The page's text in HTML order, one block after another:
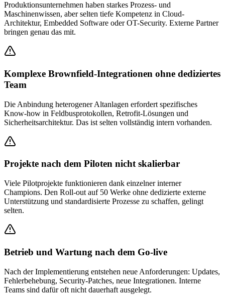
Produktionsunternehmen haben starkes Prozess- und
Maschinenwissen, aber selten tiefe Kompetenz in Cloud-
Architektur, Embedded Software oder OT-Security. Externe Partner
bringen genau das mit.
Komplexe Brownfield-Integrationen ohne dediziertes
Team
Die Anbindung heterogener Altanlagen erfordert spezifisches
Know-how in Feldbusprotokollen, Retrofit-Lösungen und
Sicherheitsarchitektur. Das ist selten vollständig intern vorhanden.
Projekte nach dem Piloten nicht skalierbar
Viele Pilotprojekte funktionieren dank einzelner interner
Champions. Den Roll-out auf 50 Werke ohne dedizierte externe
Unterstützung und standardisierte Prozesse zu schaffen, gelingt
selten.
Betrieb und Wartung nach dem Go-live
Nach der Implementierung entstehen neue Anforderungen: Updates,
Fehlerbehebung, Security-Patches, neue Integrationen. Interne
Teams sind dafür oft nicht dauerhaft ausgelegt.